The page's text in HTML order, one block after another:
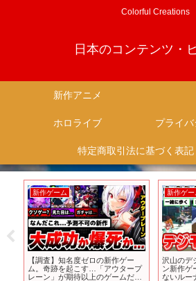
Colorful Creations
日本のコンテンツ・
新作アニメ
ホロライブ
新作ゲーム
【調査】知名度ゼロの新作ゲー
ム。奇跡を起こす…「アウタープ
レーン」が期待以上のゲームだっ
新作ゲー
沢山のデ
ン新作ゲ
ないルー